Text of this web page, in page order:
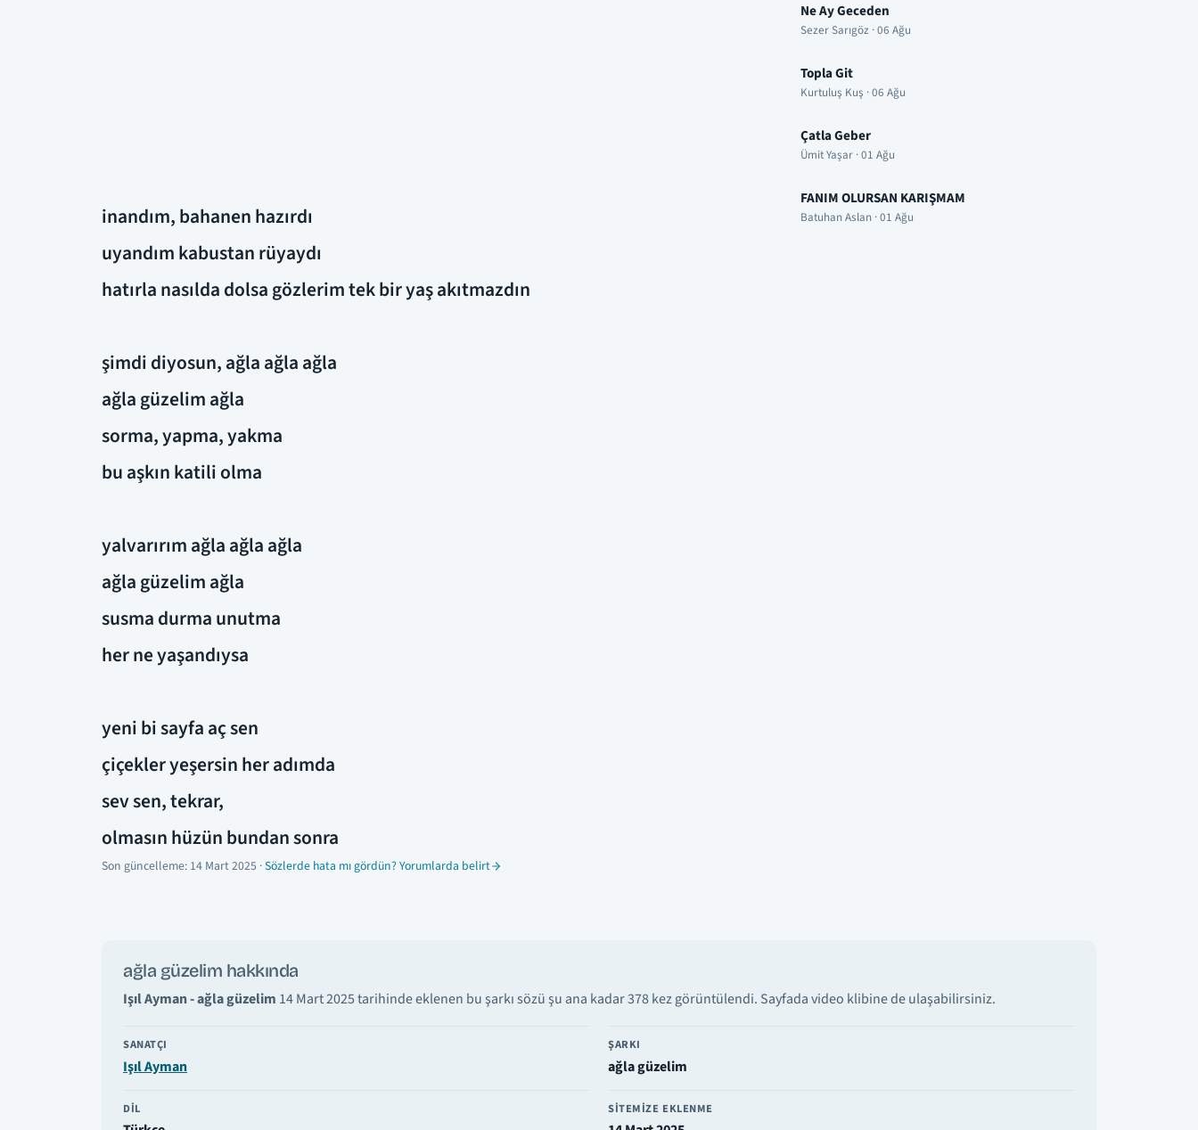
inandım, bahanen hazırdı
uyandım kabustan rüyaydı
hatırla nasılda dolsa gözlerim tek bir yaş akıtmazdın
şimdi diyosun, ağla ağla ağla
ağla güzelim ağla
sorma, yapma, yakma
bu aşkın katili olma
yalvarırım ağla ağla ağla
ağla güzelim ağla
susma durma unutma
her ne yaşandıysa
yeni bi sayfa aç sen
çiçekler yeşersin her adımda
sev sen, tekrar,
olmasın hüzün bundan sonra
Son güncelleme: 14 Mart 2025 ·Sözlerde hata mı gördün? Yorumlarda belirt
ağla güzelim hakkında
Işıl Ayman - ağla güzelim 14 Mart 2025 tarihinde eklenen bu şarkı sözü şu ana kadar 378 kez görüntülendi. Sayfada video klibine de ulaşabilirsiniz.
SANATÇI
Işıl Ayman
ŞARKI
ağla güzelim
DIL SITEMIZE EKLENME
Ne Ay Geceden
Sezer Sarıgöz · 06 Ağu
Topla Git
Kurtuluş Kuş · 06 Ağu
Çatla Geber
Ümit Yaşar · 01 Ağu
FANIM OLURSAN KARIŞMAM
Batuhan Aslan · 01 Ağu